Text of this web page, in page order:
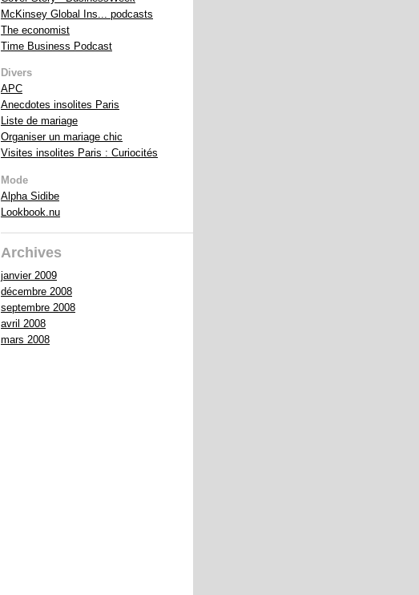
McKinsey Global Ins... podcasts
The economist
Time Business Podcast
Divers
APC
Anecdotes insolites Paris
Liste de mariage
Organiser un mariage chic
Visites insolites Paris : Curiocités
Mode
Alpha Sidibe
Lookbook.nu
Archives
janvier 2009
décembre 2008
septembre 2008
avril 2008
mars 2008